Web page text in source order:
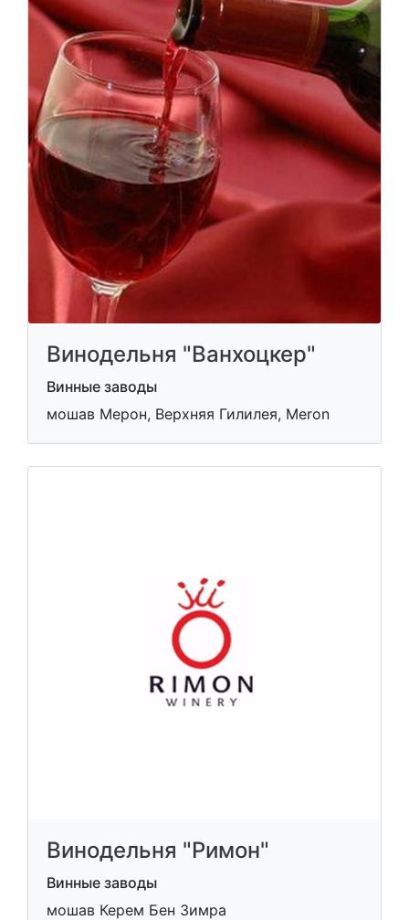
Винодельня "Ванхоцкер"
Винные заводы
мошав Мерон, Верхняя Гилилея, Meron
Винодельня "Римон"
Винные заводы
мошав Керем Бен Зимра